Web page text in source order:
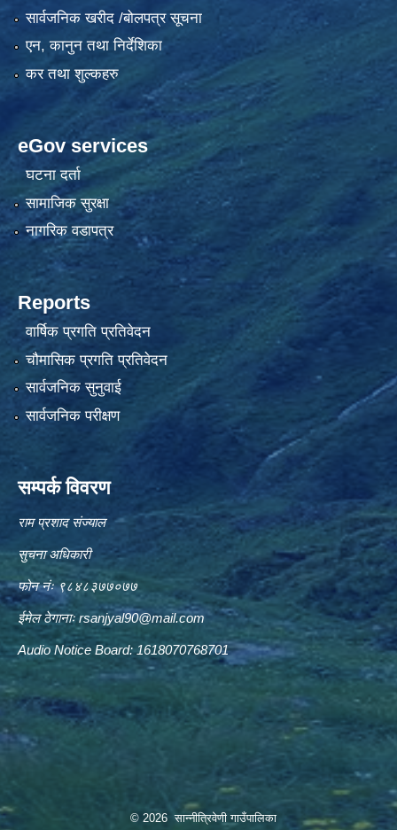
सार्वजनिक खरीद /बोलपत्र सूचना
एन, कानुन तथा निर्देशिका
कर तथा शुल्कहरु
eGov services
घटना दर्ता
सामाजिक सुरक्षा
नागरिक वडापत्र
Reports
वार्षिक प्रगति प्रतिवेदन
चौमासिक प्रगति प्रतिवेदन
सार्वजनिक सुनुवाई
सार्वजनिक परीक्षण
सम्पर्क विवरण
राम प्रशाद संज्याल
सुचना अधिकारी
फोन नंः ९८४८३७७०७७
ईमेल ठेगानाःrsanjyal90@mail.com
Audio Notice Board: 1618070768701
© 2026 सान्नीत्रिवेणी गाउँपालिका